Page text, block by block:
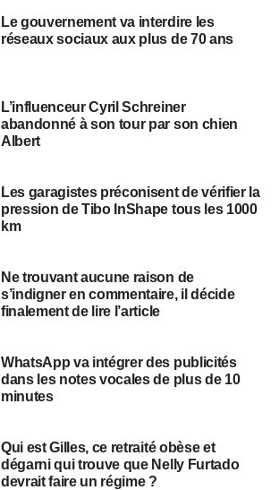
Le gouvernement va interdire les
réseaux sociaux aux plus de 70 ans
L’influenceur Cyril Schreiner
abandonné à son tour par son chien
Albert
Les garagistes préconisent de vérifier la
pression de Tibo InShape tous les 1000
km
Ne trouvant aucune raison de
s’indigner en commentaire, il décide
finalement de lire l’article
WhatsApp va intégrer des publicités
dans les notes vocales de plus de 10
minutes
Qui est Gilles, ce retraité obèse et
dégarni qui trouve que Nelly Furtado
devrait faire un régime ?